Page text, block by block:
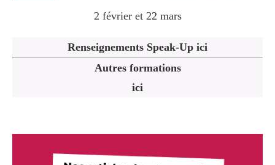
2 février et 22 mars
Renseignements Speak-Up ici
Autres formations
ici